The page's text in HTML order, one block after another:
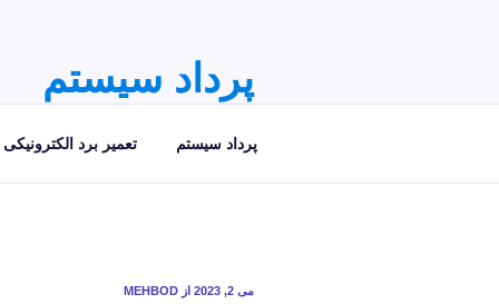
پرداد سیستم
پرداد سیستم تعمیر برد الکترونیکی
نوشته‌شده
می 2, 2023 از MEHBOD